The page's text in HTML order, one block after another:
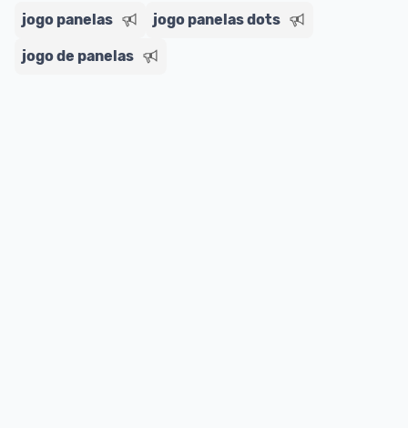
jogo panelas
jogo panelas dots
jogo de panelas